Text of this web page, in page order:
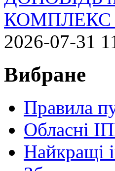
КОМПЛЕКС
2026-07-31
Вибране
Правила
Обласні
Найкращі